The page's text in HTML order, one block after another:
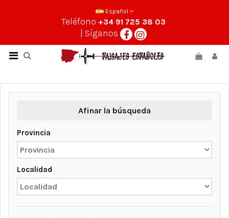
Español
Teléfono +34 91 725 38 03
| Síganos
Afinar la búsqueda
Provincia
Localidad